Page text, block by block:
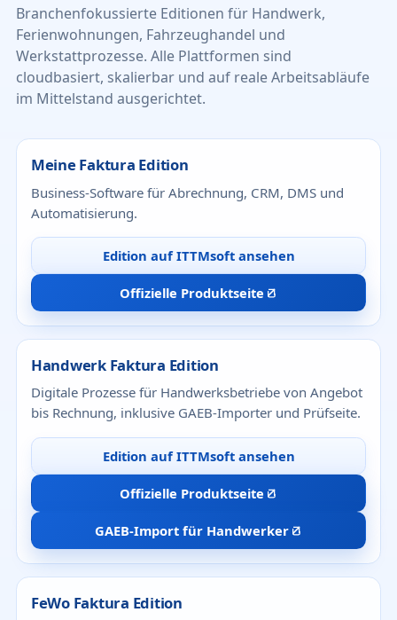
Branchenfokussierte Editionen für Handwerk,
Ferienwohnungen, Fahrzeughandel und
Werkstattprozesse. Alle Plattformen sind
cloudbasiert, skalierbar und auf reale Arbeitsabläufe
im Mittelstand ausgerichtet.
Meine Faktura Edition
Business-Software für Abrechnung, CRM, DMS und
Automatisierung.
Edition auf ITTMsoft ansehen
Offizielle Produktseite
Handwerk Faktura Edition
Digitale Prozesse für Handwerksbetriebe von Angebot
bis Rechnung, inklusive GAEB-Importer und Prüfseite.
Edition auf ITTMsoft ansehen
Offizielle Produktseite
GAEB-Import für Handwerker
FeWo Faktura Edition